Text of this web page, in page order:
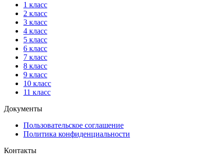
1 класс
2 класс
3 класс
4 класс
5 класс
6 класс
7 класс
8 класс
9 класс
10 класс
11 класс
Документы
Пользовательское соглашение
Политика конфиденциальности
Контакты